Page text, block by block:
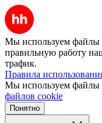
Мы используем файлы
правильную работу
трафик.
Правила
Мы используем файлы
файлов cookie
Понятно